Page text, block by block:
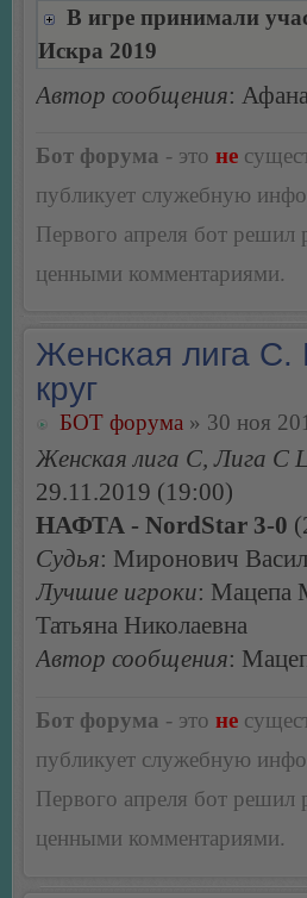
В игре принимали
Искра 2019
Автор сообщения:
Бот форума - это не
публикует служебную
Первого апреля бот решил
ценными комментариями.
Женская лига С.
круг
БОТ форума » 30 ноя
Женская лига С, Лига С
29.11.2019 (19:00)
НАФТА - NordStar 3-0
Судья: Миронович
Лучшие игроки: Мацепа
Татьяна Николаевна
Автор сообщения:
Бот форума - это не
публикует служебную
Первого апреля бот решил
ценными комментариями.